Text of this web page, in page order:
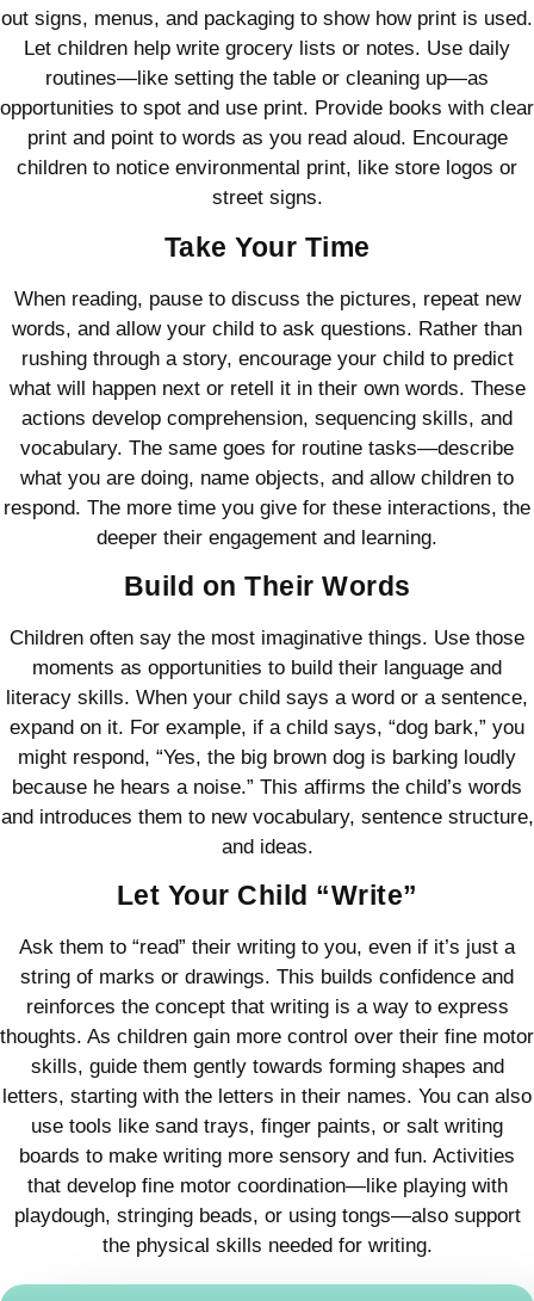
out signs, menus, and packaging to show how print is used.
Let children help write grocery lists or notes. Use daily
routines—like setting the table or cleaning up—as
opportunities to spot and use print. Provide books with clear
print and point to words as you read aloud. Encourage
children to notice environmental print, like store logos or
street signs.
Take Your Time
When reading, pause to discuss the pictures, repeat new
words, and allow your child to ask questions. Rather than
rushing through a story, encourage your child to predict
what will happen next or retell it in their own words. These
actions develop comprehension, sequencing skills, and
vocabulary. The same goes for routine tasks—describe
what you are doing, name objects, and allow children to
respond. The more time you give for these interactions, the
deeper their engagement and learning.
Build on Their Words
Children often say the most imaginative things. Use those
moments as opportunities to build their language and
literacy skills. When your child says a word or a sentence,
expand on it. For example, if a child says, “dog bark,” you
might respond, “Yes, the big brown dog is barking loudly
because he hears a noise.” This affirms the child’s words
and introduces them to new vocabulary, sentence structure,
and ideas.
Let Your Child “Write”
Ask them to “read” their writing to you, even if it’s just a
string of marks or drawings. This builds confidence and
reinforces the concept that writing is a way to express
thoughts. As children gain more control over their fine motor
skills, guide them gently towards forming shapes and
letters, starting with the letters in their names. You can also
use tools like sand trays, finger paints, or salt writing
boards to make writing more sensory and fun. Activities
that develop fine motor coordination—like playing with
playdough, stringing beads, or using tongs—also support
the physical skills needed for writing.